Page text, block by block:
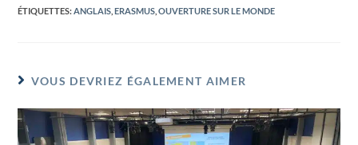
ÉTIQUETTES:ANGLAIS ERASMUS OUVERTURE SUR LE MONDE
VOUS DEVRIEZ ÉGALEMENT AIMER